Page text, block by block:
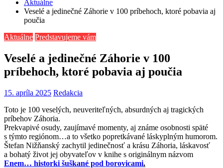
Aktuálne
Veselé a jedinečné Záhorie v 100 príbehoch, ktoré pobavia aj
poučia
Aktuálne Predstavujeme vám
Veselé a jedinečné Záhorie v 100
príbehoch, ktoré pobavia aj poučia
15. apríla 2025 Redakcia
Toto je 100 veselých, neuveriteľných, absurdných aj tragických
príbehov Záhoria.
Prekvapivé osudy, zaujímavé momenty, aj známe osobnosti späté
s týmto regiónom…a to všetko popretkávané láskyplným humorom.
Štefan Nižňanský zachytil jedinečnosť a krásu Záhoria, láskavosť
a bohatý život jej obyvateľov v knihe s originálnym názvom
Enem… historki šuškané pod borovicami.